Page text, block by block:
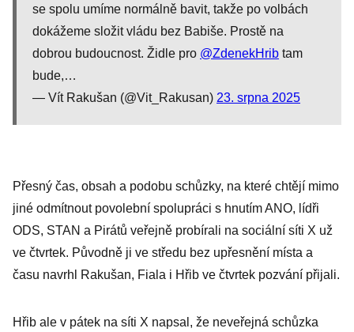
se spolu umíme normálně bavit, takže po volbách
dokážeme složit vládu bez Babiše. Prostě na
dobrou budoucnost. Židle pro @ZdenekHrib tam
bude,…
— Vít Rakušan (@Vit_Rakusan) 23. srpna 2025
Přesný čas, obsah a podobu schůzky, na které chtějí mimo
jiné odmítnout povolební spolupráci s hnutím ANO, lídři
ODS, STAN a Pirátů veřejně probírali na sociální síti X už
ve čtvrtek. Původně ji ve středu bez upřesnění místa a
času navrhl Rakušan, Fiala i Hřib ve čtvrtek pozvání přijali.
Hřib ale v pátek na síti X napsal, že neveřejná schůzka